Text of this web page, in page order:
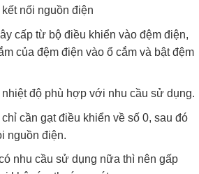
nối nguồn điện
cấp từ bộ điều khiển vào đệm điện,
của đệm điện vào ổ cắm và bật đệm
độ phù hợp với nhu cầu sử dụng.
cần gạt điều khiển về số 0, sau đó
nguồn điện.
nhu cầu sử dụng nữa thì nên gấp